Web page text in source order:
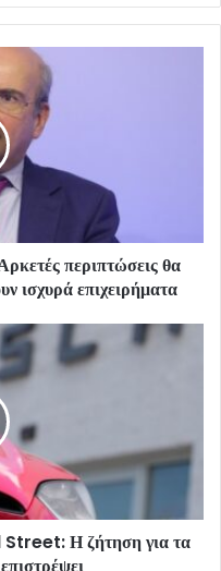
περιπτώσεις θα
ισχυρά επιχειρήματα
Η ζήτηση για τα